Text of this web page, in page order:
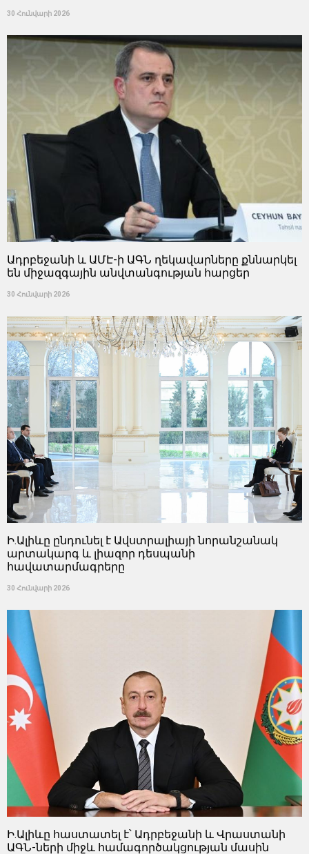
30 Հունվարի 2026
Ադրբեջանի և ԱՄԷ-ի ԱԳՆ ղեկավարները քննարկել
են միջազգային անվտանգության հարցեր
30 Հունվարի 2026
Ի.Ալիևը ընդունել է Ավստրալիայի նորանշանակ
արտակարգ և լիազոր դեսպանի
հավատարմագրերը
30 Հունվարի 2026
Ի.Ալիևը հաստատել է՝ Ադրբեջանի և Վրաստանի
ԱԳՆ-ների միջև համագործակցության մասին